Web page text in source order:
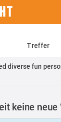
Treffer
diverse fun
keine neue